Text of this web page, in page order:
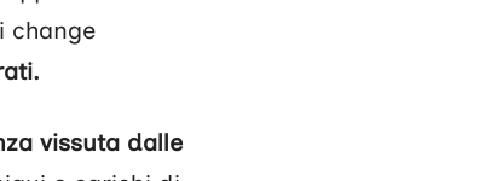
change
vissuta dalle